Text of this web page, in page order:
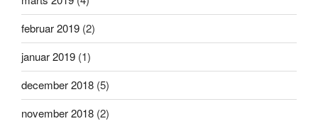
februar 2019 (2)
januar 2019 (1)
december 2018 (5)
november 2018 (2)